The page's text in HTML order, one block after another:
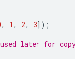
, 1 , 2, 3]);
later for